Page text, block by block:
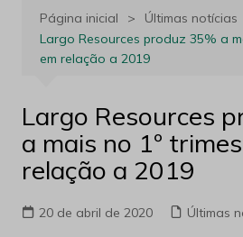
Página inicial
Últimas notícias
Largo Resources produz 35% a
em relação a 2019
Largo Resources
a mais no 1º
relação a 2019
20 de abril de 2020 Últimas